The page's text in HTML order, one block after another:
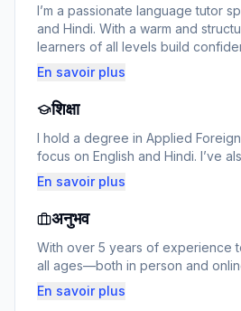
I’m a passionate language tutor
and Hindi. With a warm and
learners of all levels build
whether for academic goals,
personal growth. My lessons are
each student’s pace, and
enjoyable and effective.
En savoir plus
शिक्षा
I hold a degree in Applied
focus on English and Hindi. I’ve
in online teaching and modern
to deliver engaging and results-
languages.
En savoir plus
अनुभव
With over 5 years of experience
all ages—both in person and
learners through exam preparation
supported professionals in
En savoir plus